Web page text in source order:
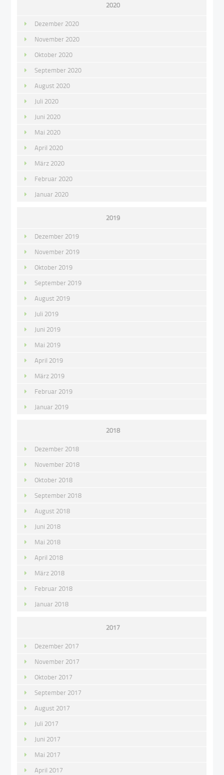
2020
Dezember 2020
November 2020
Oktober 2020
September 2020
August 2020
Juli 2020
Juni 2020
Mai 2020
April 2020
März 2020
Februar 2020
Januar 2020
2019
Dezember 2019
November 2019
Oktober 2019
September 2019
August 2019
Juli 2019
Juni 2019
Mai 2019
April 2019
März 2019
Februar 2019
Januar 2019
2018
Dezember 2018
November 2018
Oktober 2018
September 2018
August 2018
Juni 2018
Mai 2018
April 2018
März 2018
Februar 2018
Januar 2018
2017
Dezember 2017
November 2017
Oktober 2017
September 2017
August 2017
Juli 2017
Juni 2017
Mai 2017
April 2017